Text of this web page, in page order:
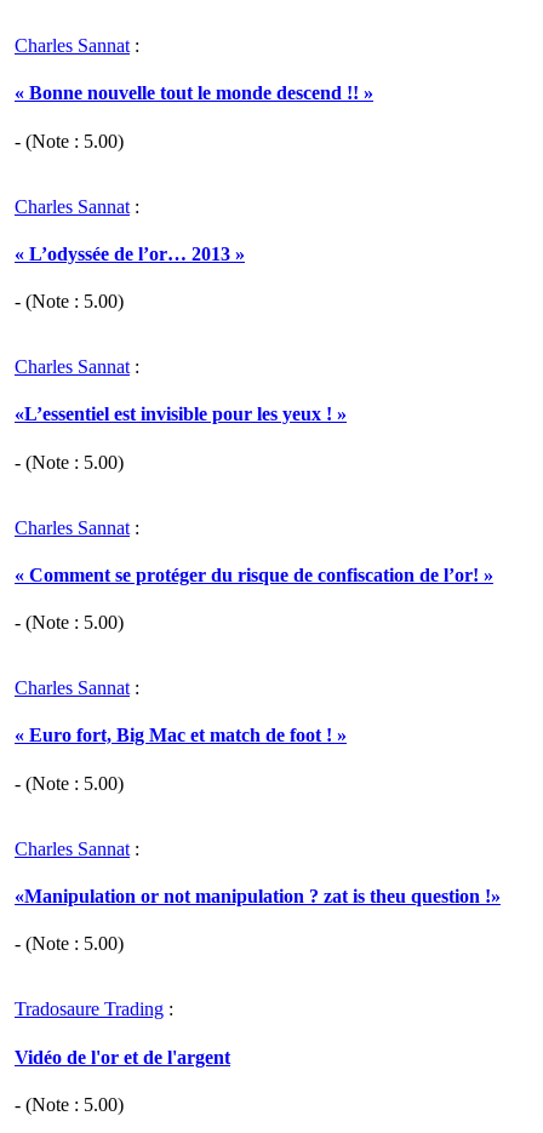
Charles Sannat :
« Bonne nouvelle tout le monde descend !! »
- (Note : 5.00)
Charles Sannat :
« L’odyssée de l’or… 2013 »
- (Note : 5.00)
Charles Sannat :
«L’essentiel est invisible pour les yeux ! »
- (Note : 5.00)
Charles Sannat :
« Comment se protéger du risque de confiscation de l’or! »
- (Note : 5.00)
Charles Sannat :
« Euro fort, Big Mac et match de foot ! »
- (Note : 5.00)
Charles Sannat :
«Manipulation or not manipulation ? zat is theu question !»
- (Note : 5.00)
Tradosaure Trading :
Vidéo de l'or et de l'argent
- (Note : 5.00)